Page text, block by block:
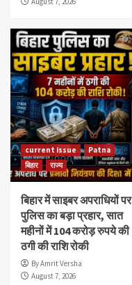
current issue
Patna
बिहार
राज्य
बिहार में साइबर अपराधियों पर
पुलिस का बड़ा प्रहार, सात
महीनों में 104 करोड़ रुपये की
ठगी की राशि रोकी
By Amrit Versha
August 7, 2026